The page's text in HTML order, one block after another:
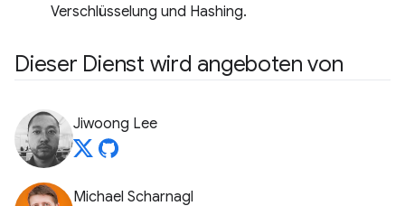
Verschlüsselung und Hashing.
Dieser Dienst wird angeboten von
Jiwoong Lee
Michael Scharnagl